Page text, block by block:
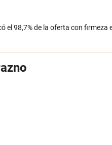
el 98,7% de la oferta con firmeza